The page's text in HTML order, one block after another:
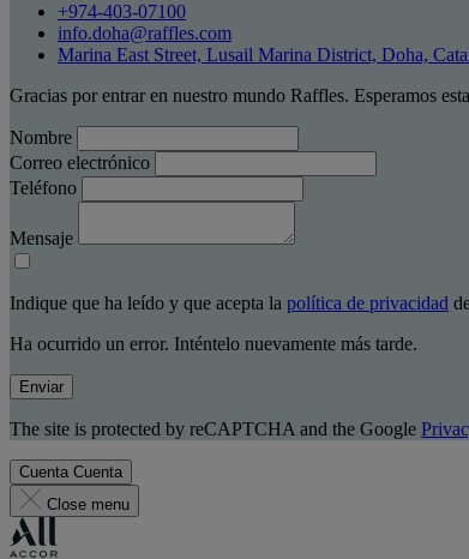
+974-403-07100
info.doha@raffles.com
Marina East Street, Lusail Marina District, Doha,
Gracias por entrar en nuestro mundo Raffles. Esperamos
Nombre
Correo electrónico
Teléfono
Mensaje
Indique que ha leído y que acepta la política de privacidad
Ha ocurrido un error. Inténtelo nuevamente más tarde.
Enviar
The site is protected by reCAPTCHA and the Google
Cuenta Cuenta
Close menu